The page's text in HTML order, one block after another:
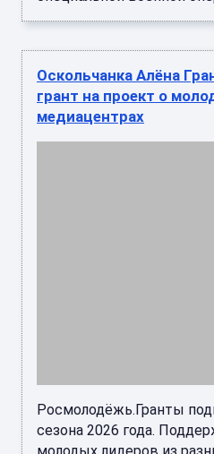
Оскольчанка Алёна
грант на проект о
медиацентрах
Росмолодёжь.Гранты
сезона 2026 года.
молодых лидеров из